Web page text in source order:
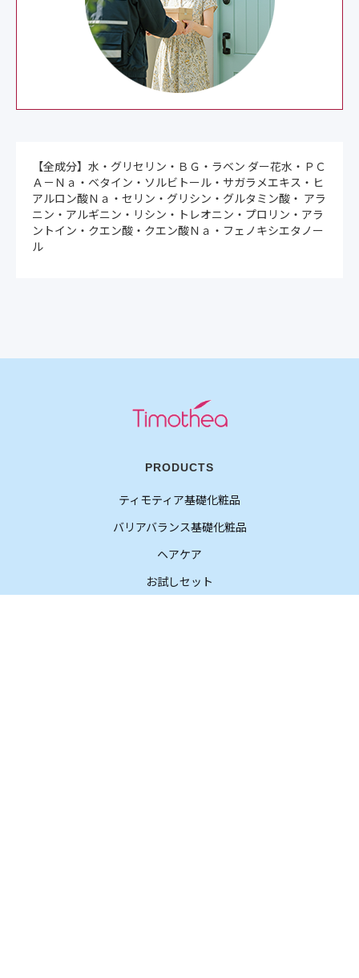
【全成分】水・グリセリン・ＢＧ・ラベン ダー花水・ＰＣ
Ａ－Ｎａ・ベタイン・ソルビトール・サガラメエキス・ヒ
アルロン酸Ｎａ・セリン・グリシン・グルタミン酸・ アラ
ニン・アルギニン・リシン・トレオニン・プロリン・アラ
ントイン・クエン酸・クエン酸Ｎａ・フェノキシエタノー
ル
PRODUCTS
ティモティア基礎化粧品
バリアバランス基礎化粧品
ヘアケア
お試しセット